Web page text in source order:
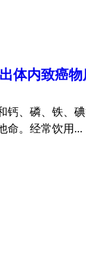
体内致癌物
钙、磷、铁、
命。经常饮用...